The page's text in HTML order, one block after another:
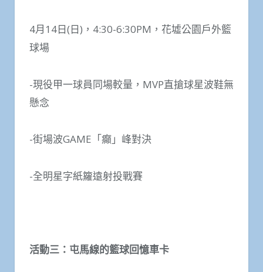
4月14日(日)，4:30-6:30PM，花墟公園戶外籃
球場
-現役甲一球員同場較量，MVP直搶球星波鞋無
懸念
-街場波GAME「癲」峰對決
-全明星字紙籮遠射投戰賽
活動三：屯馬線的籃球回憶車卡